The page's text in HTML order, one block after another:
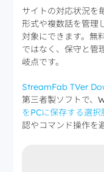
サイトの対応状況を
形式や複数話を管理
対象にできます。無
ではなく、保守と管
岐点です。
StreamFab TVer
第三者製ソフトで、
をPCに保存する選択
認やコマンド操作を